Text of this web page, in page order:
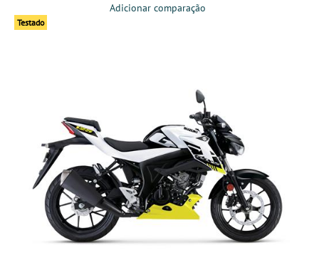
Adicionar comparação
Testado